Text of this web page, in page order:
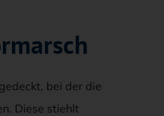
bei der die
Diese stiehlt